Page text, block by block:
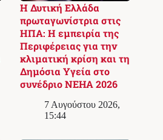
Η Δυτική Ελλάδα
πρωταγωνίστρια στις
ΗΠΑ: Η εμπειρία της
Περιφέρειας για την
κλιματική κρίση και τη
Δημόσια Υγεία στο
συνέδριο NEHA 2026
7 Αυγούστου 2026,
15:44